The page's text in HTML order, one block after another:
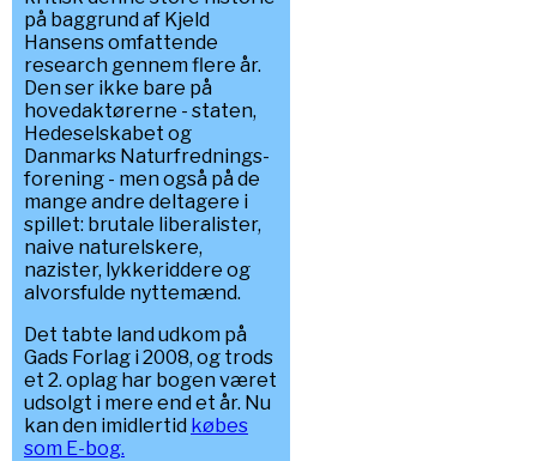
på baggrund af Kjeld
Hansens omfattende
research gennem flere år.
Den ser ikke bare på
hovedaktørerne - staten,
Hedeselskabet og
Danmarks Naturfrednings-
forening - men også på de
mange andre deltagere i
spillet: brutale liberalister,
naive naturelskere,
nazister, lykkeriddere og
alvorsfulde nyttemænd.
Det tabte land udkom på
Gads Forlag i 2008, og trods
et 2. oplag har bogen været
udsolgt i mere end et år. Nu
kan den imidlertid købes
som E-bog.